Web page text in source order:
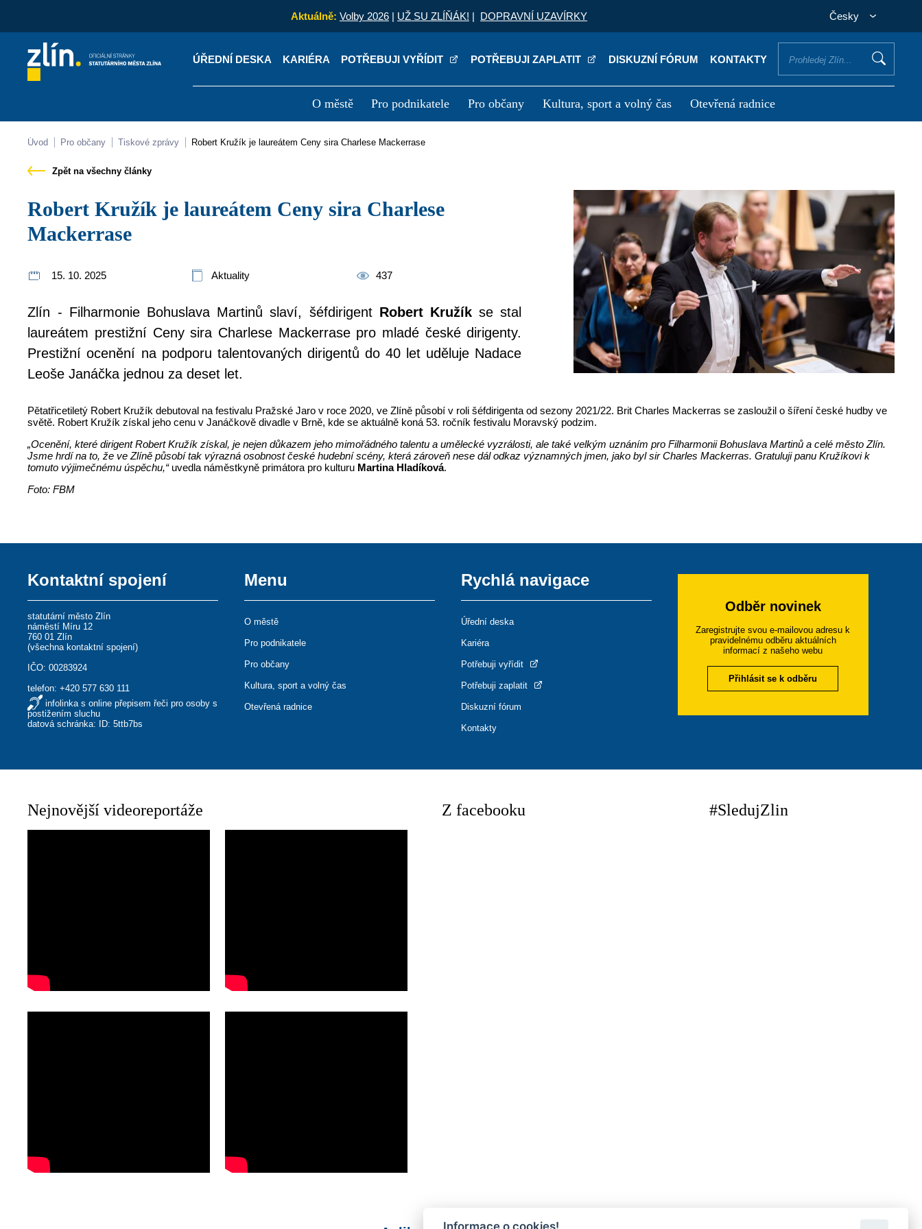
Aktuálně: Volby 2026 | UŽ SU ZLÍŇÁK! | DOPRAVNÍ UZAVÍRKY Česky
ÚŘEDNÍ DESKA KARIÉRA POTŘEBUJI VYŘÍDIT POTŘEBUJI ZAPLATIT DISKUZNÍ FÓRUM KONTAKTY
O městě Pro podnikatele Pro občany Kultura, sport a volný čas Otevřená radnice
Kontakty Úřední deska
Úvod Pro občany Tiskové zprávy Robert Kružík je laureátem Ceny sira Charlese Mackerrase
Zpět na všechny články
Robert Kružík je laureátem Ceny sira Charlese
Mackerrase
15. 10. 2025 Aktuality 437
Zlín - Filharmonie Bohuslava Martinů slaví, šéfdirigent Robert Kružík se stal
laureátem prestižní Ceny sira Charlese Mackerrase pro mladé české dirigenty.
Prestižní ocenění na podporu talentovaných dirigentů do 40 let uděluje Nadace
Leoše Janáčka jednou za deset let.
Pětatřicetiletý Robert Kružík debutoval na festivalu Pražské Jaro v roce 2020, ve Zlíně působí v roli šéfdirigenta od sezony 2021/22. Brit Charles Mackerras se zasloužil o šíření české hudby ve
světě. Robert Kružík získal jeho cenu v Janáčkově divadle v Brně, kde se aktuálně koná 53. ročník festivalu Moravský podzim.
„Ocenění, které dirigent Robert Kružík získal, je nejen důkazem jeho mimořádného talentu a umělecké vyzrálosti, ale také velkým uznáním pro Filharmonii Bohuslava Martinů a celé město Zlín.
Jsme hrdí na to, že ve Zlíně působí tak výrazná osobnost české hudební scény, která zároveň nese dál odkaz významných jmen, jako byl sir Charles Mackerras. Gratuluji panu Kružíkovi k
tomuto výjimečnému úspěchu,“ uvedla náměstkyně primátora pro kulturu Martina Hladíková.
Foto: FBM
Kontaktní spojení
statutární město Zlín
náměstí Míru 12
760 01 Zlín
(všechna kontaktní spojení)
IČO: 00283924
telefon:+420 577 630 111
infolinka s online přepisem řeči pro osoby s
postižením sluchu
datová schránka: ID: 5ttb7bs
Menu
O městě
Pro podnikatele
Pro občany
Kultura, sport a volný čas
Otevřená radnice
Rychlá navigace
Úřední deska
Kariéra
Potřebuji vyřídit
Potřebuji zaplatit
Diskuzní fórum
Kontakty
Odběr novinek
Zaregistrujte svou e-mailovou adresu k
pravidelnému odběru aktuálních
informací z našeho webu
Přihlásit se k odběru
Nejnovější videoreportáže Z facebooku #SledujZlin